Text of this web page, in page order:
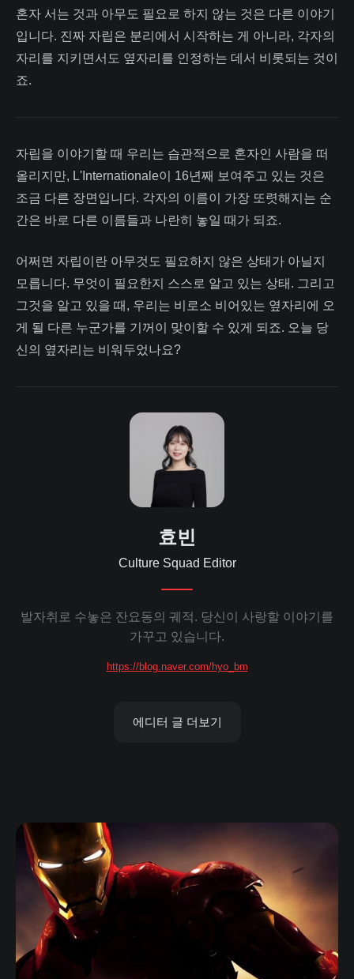
혼자 서는 것과 아무도 필요로 하지 않는 것은 다른 이야기
입니다. 진짜 자립은 분리에서 시작하는 게 아니라, 각자의
자리를 지키면서도 옆자리를 인정하는 데서 비롯되는 것이
죠.
자립을 이야기할 때 우리는 습관적으로 혼자인 사람을 떠
올리지만, L'Internationale이 16년째 보여주고 있는 것은
조금 다른 장면입니다. 각자의 이름이 가장 또렷해지는 순
간은 바로 다른 이름들과 나란히 놓일 때가 되죠.
어쩌면 자립이란 아무것도 필요하지 않은 상태가 아닐지
모릅니다. 무엇이 필요한지 스스로 알고 있는 상태. 그리고
그것을 알고 있을 때, 우리는 비로소 비어있는 옆자리에 오
게 될 다른 누군가를 기꺼이 맞이할 수 있게 되죠. ​오늘 당
신의 옆자리는 비워두었나요?
효빈
Culture Squad Editor
발자취로 수놓은 잔요동의 궤적. 당신이 사랑할 이야기를
가꾸고 있습니다.
https://blog.naver.com/hyo_bm
에디터 글 더보기